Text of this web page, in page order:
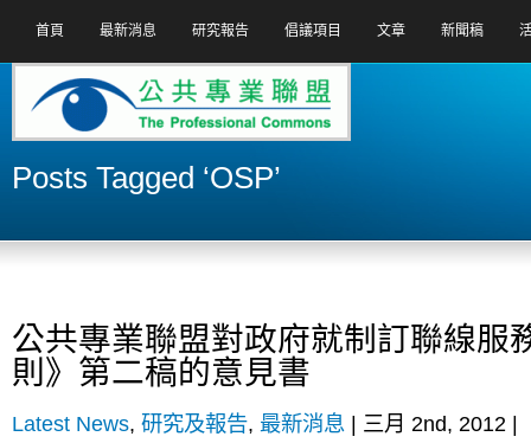
首頁 最新消息 研究報告 倡議項目 文章 新聞稿
Posts Tagged ‘OSP’
公共專業聯盟對政府就制訂聯線服
則》第二稿的意見書
Latest News, 研究及報告, 最新消息 | 三月 2nd, 2012 |